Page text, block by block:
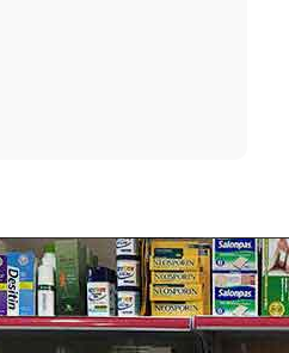
giúp da chống lại 7 dấu hiệu lão
môi trường và UV cũng
da nhạy cảm
Total Effects Whip
chọn lý tưởng đã được